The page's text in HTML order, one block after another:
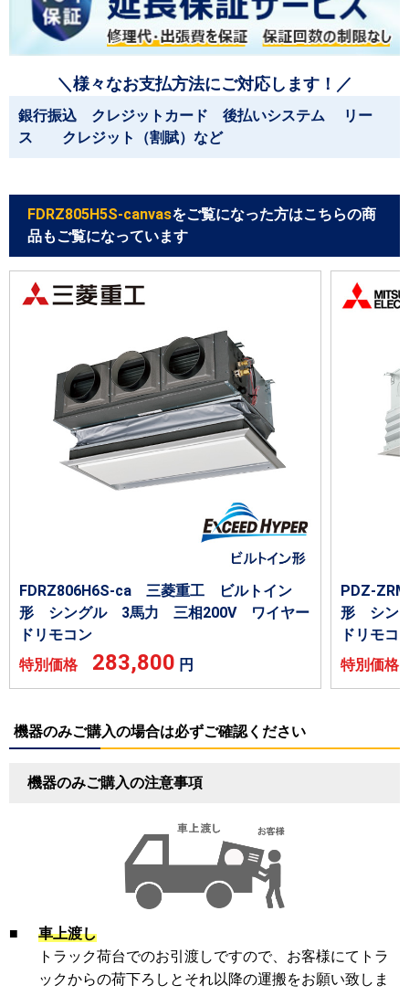
＼様々なお支払方法にご対応します！／
銀行振込 クレジットカード 後払いシステム リー
ス クレジット（割賦）など
FDRZ805H5S-canvasをご覧になった方はこちらの商
品もご覧になっています
FDRZ806H6S-ca 三菱重工 ビルトイン
形 シングル 3馬力 三相200V ワイヤー
ドリモコン
特別価格 283,800 円
PDZ-
形 シン
ドリモコ
特別価
機器のみご購入の場合は必ずご確認ください
機器のみご購入の注意事項
■
車上渡し
トラック荷台でのお引渡しですので、お客様にてトラ
ックからの荷下ろしとそれ以降の運搬をお願い致しま